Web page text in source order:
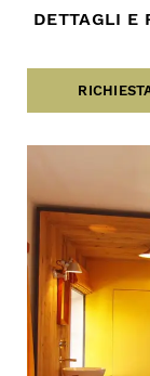
DETTAGLI E